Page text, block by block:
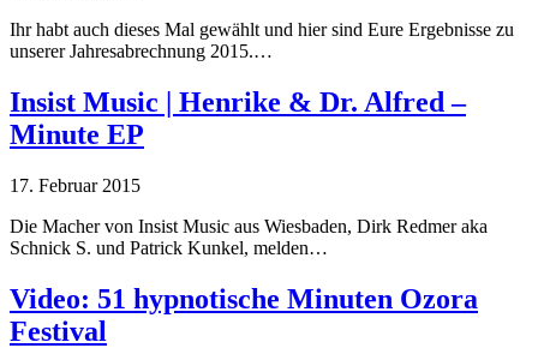
Ihr habt auch dieses Mal gewählt und hier sind Eure Ergebnisse zu
unserer Jahresabrechnung 2015.…
Insist Music | Henrike & Dr. Alfred –
Minute EP
17. Februar 2015
Die Macher von Insist Music aus Wiesbaden, Dirk Redmer aka
Schnick S. und Patrick Kunkel, melden…
Video: 51 hypnotische Minuten Ozora
Festival